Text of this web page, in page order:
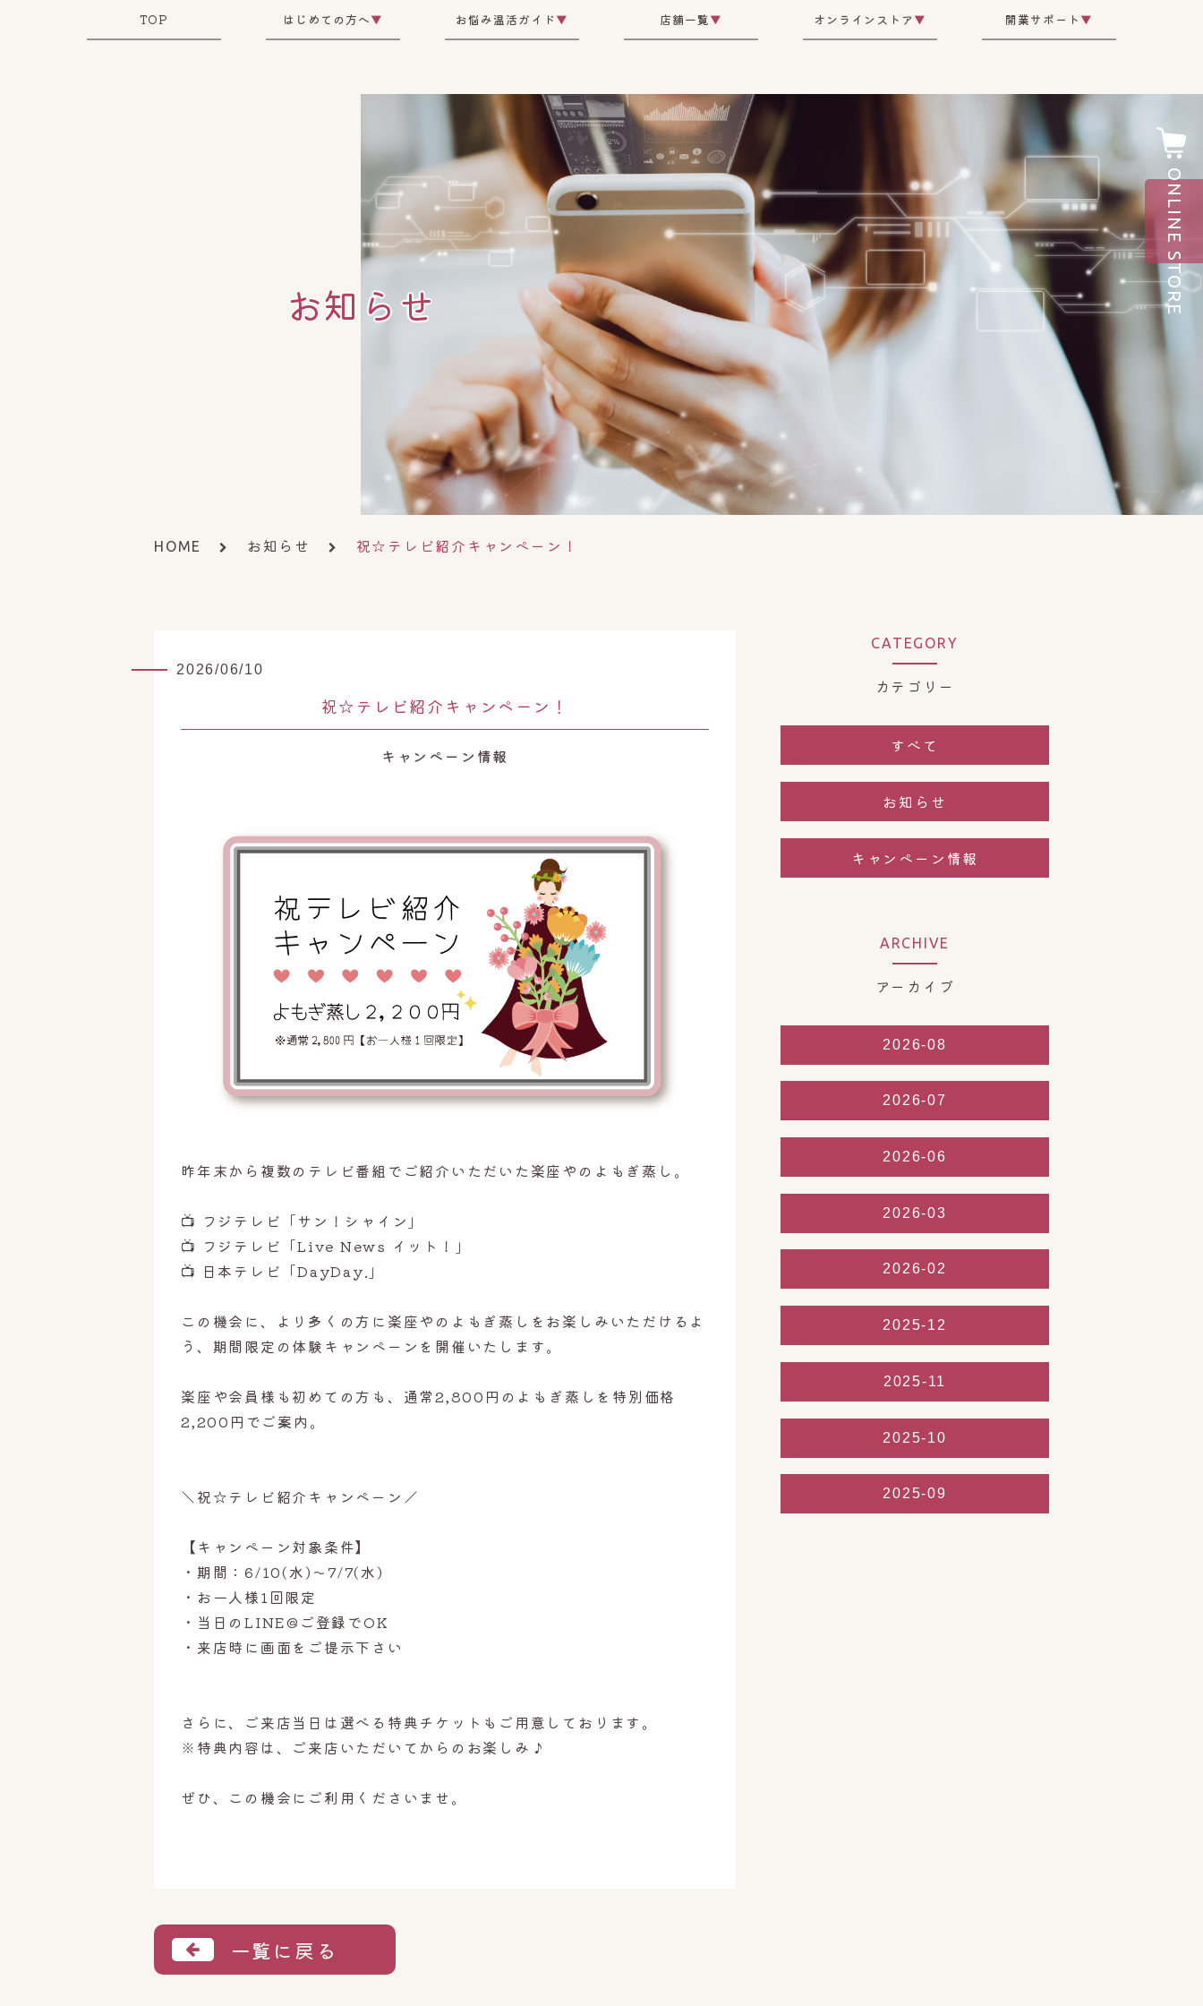
TOP はじめての方へ▼ お悩み温活ガイド▼ 店舗一覧▼ オンラインストア ▼ 開業サポート ▼
お知らせ
HOME お知らせ 祝☆テレビ紹介キャンペーン！
2026/06/10
祝☆テレビ紹介キャンペーン！
キャンペーン情報
昨年末から複数のテレビ番組でご紹介いただいた楽座やのよもぎ蒸し。
📺 フジテレビ「サン！シャイン」
📺 フジテレビ「Live News イット！」
📺 日本テレビ「DayDay.」
この機会に、より多くの方に楽座やのよもぎ蒸しをお楽しみいただけるよ
う、期間限定の体験キャンペーンを開催いたします。
楽座や会員様も初めての方も、通常2,800円のよもぎ蒸しを特別価格
2,200円でご案内。
＼祝☆テレビ紹介キャンペーン／
【キャンペーン対象条件】
・期間：6/10(水)〜7/7(水)
・お一人様1回限定
・当日のLINE@ご登録でOK
・来店時に画面をご提示下さい
さらに、ご来店当日は選べる特典チケットもご用意しております。
※特典内容は、ご来店いただいてからのお楽しみ♪
ぜひ、この機会にご利用くださいませ。
一覧に戻る
CATEGORY
カテゴリー
すべて
お知らせ
キャンペーン情報
ARCHIVE
アーカイブ
2026-08
2026-07
2026-06
2026-03
2026-02
2025-12
2025-11
2025-10
2025-09
ONLINE STORE